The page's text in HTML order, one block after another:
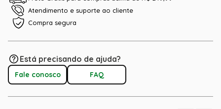
Atendimento e suporte ao cliente
Compra segura
Está precisando de ajuda?
Fale conosco FAQ